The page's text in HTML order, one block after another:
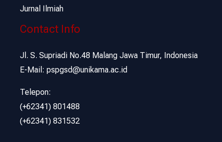
Jurnal Ilmiah
Contact Info
Jl. S. Supriadi No.48 Malang Jawa Timur, Indonesia
E-Mail: pspgsd@unikama.ac.id
Telepon:
(+62341) 801488
(+62341) 831532